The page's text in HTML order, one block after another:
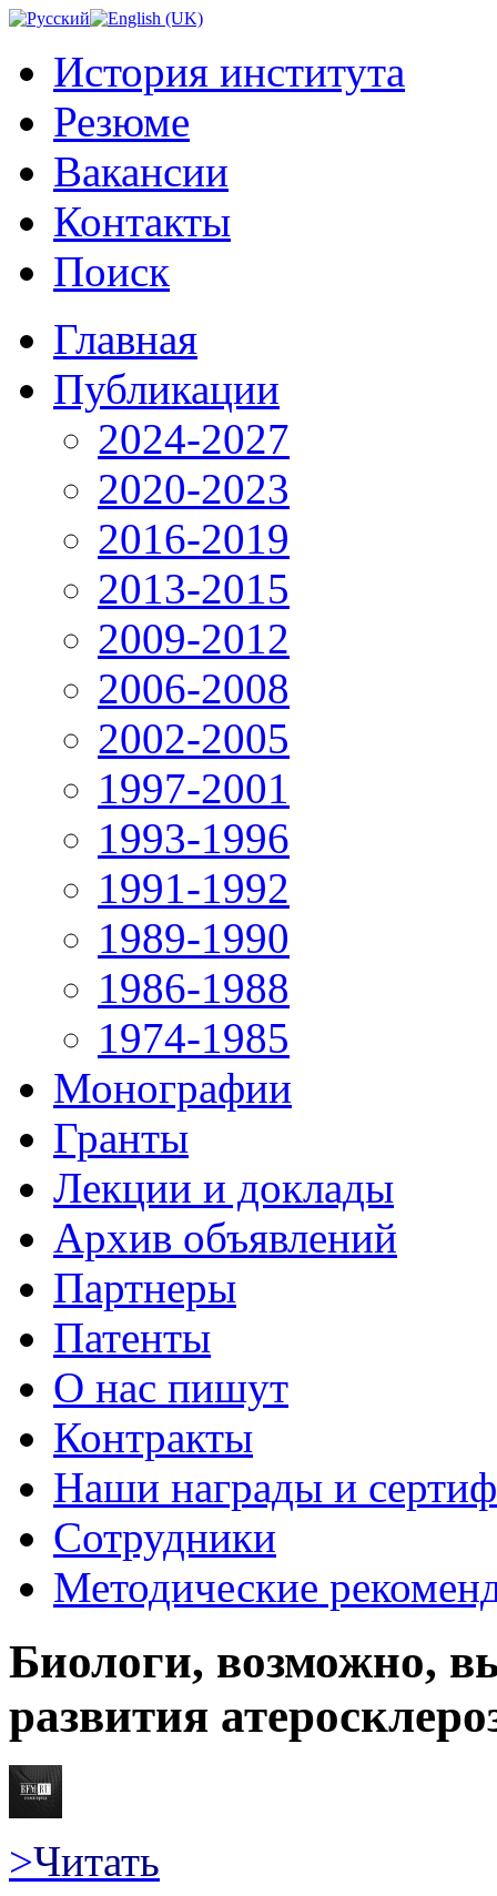
История института
Резюме
Вакансии
Контакты
Поиск
Главная
Публикации
2024-2027
2020-2023
2016-2019
2013-2015
2009-2012
2006-2008
2002-2005
1997-2001
1993-1996
1991-1992
1989-1990
1986-1988
1974-1985
Монографии
Гранты
Лекции и доклады
Архив объявлений
Партнеры
Патенты
О нас пишут
Контракты
Наши награды и
Сотрудники
Методические
Биологи, возможно,
развития
>Читать